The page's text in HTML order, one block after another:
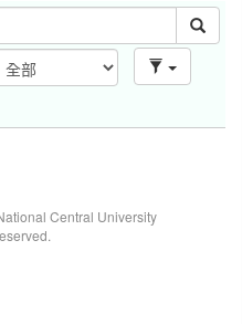
Central University